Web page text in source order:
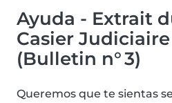
Ayuda - Extrait
Casier Judiciaire
(Bulletin n° 3)
Queremos que te sientas